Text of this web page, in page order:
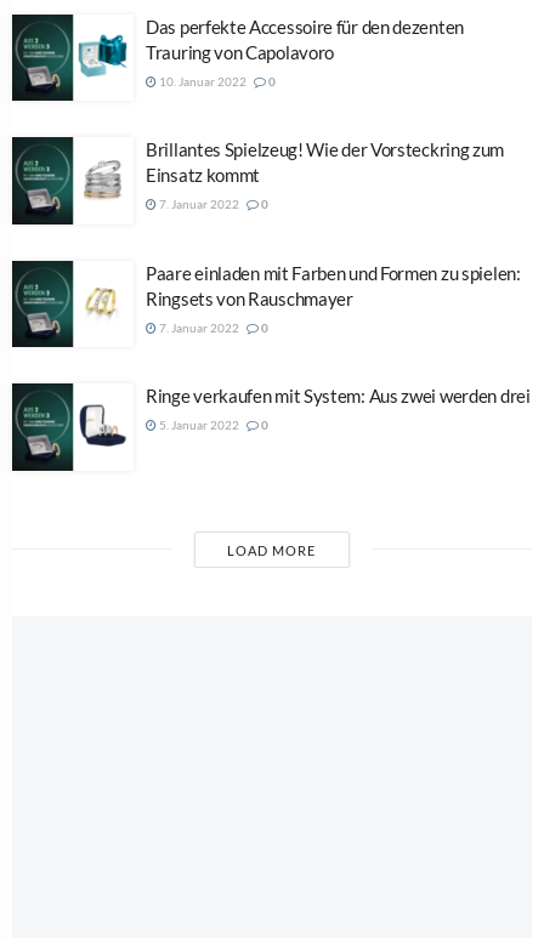
Das perfekte Accessoire für den dezenten
Trauring von Capolavoro
10. Januar 2022 0
Brillantes Spielzeug! Wie der Vorsteckring zum
Einsatz kommt
7. Januar 2022 0
Paare einladen mit Farben und Formen zu spielen:
Ringsets von Rauschmayer
7. Januar 2022 0
Ringe verkaufen mit System: Aus zwei werden drei
5. Januar 2022 0
LOAD MORE